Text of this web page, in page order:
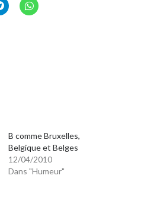
B comme Bruxelles,
Belgique et Belges
12/04/2010
Dans "Humeur"